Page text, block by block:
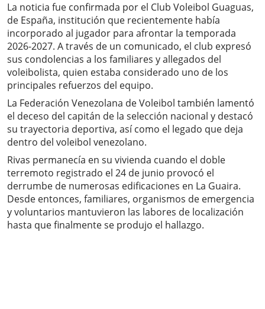
La noticia fue confirmada por el Club Voleibol Guaguas,
de España, institución que recientemente había
incorporado al jugador para afrontar la temporada
2026-2027. A través de un comunicado, el club expresó
sus condolencias a los familiares y allegados del
voleibolista, quien estaba considerado uno de los
principales refuerzos del equipo.
La Federación Venezolana de Voleibol también lamentó
el deceso del capitán de la selección nacional y destacó
su trayectoria deportiva, así como el legado que deja
dentro del voleibol venezolano.
Rivas permanecía en su vivienda cuando el doble
terremoto registrado el 24 de junio provocó el
derrumbe de numerosas edificaciones en La Guaira.
Desde entonces, familiares, organismos de emergencia
y voluntarios mantuvieron las labores de localización
hasta que finalmente se produjo el hallazgo.